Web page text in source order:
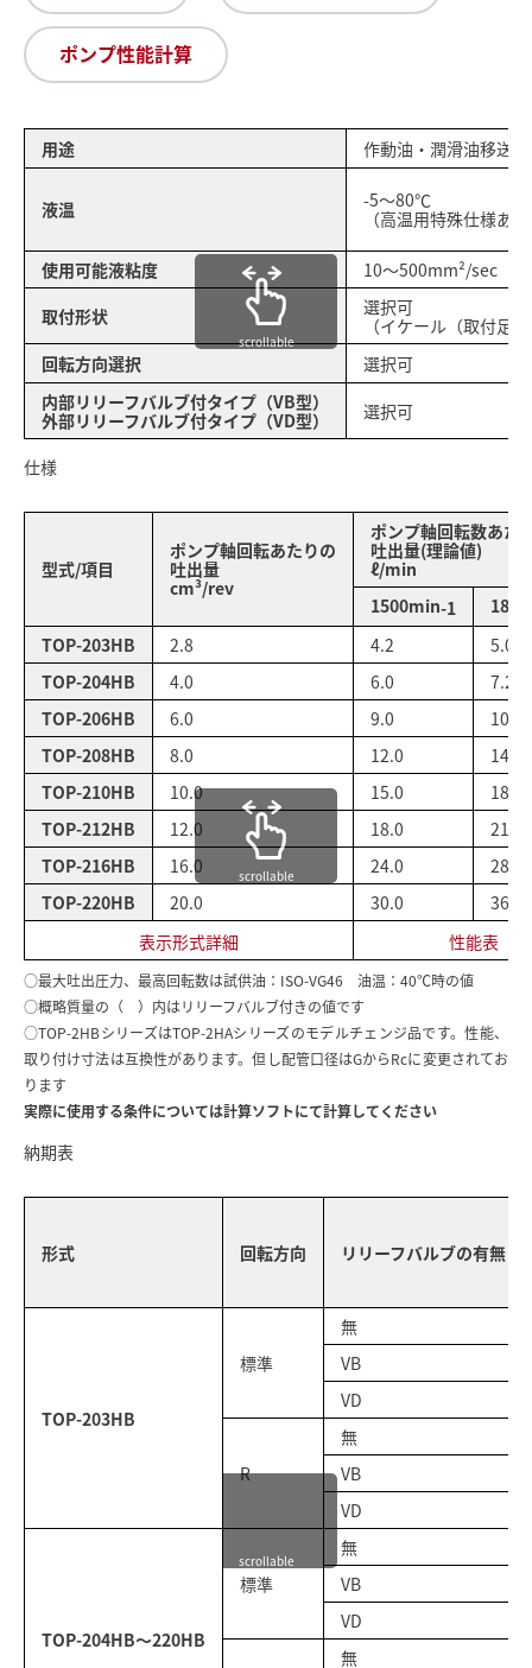
ポンプ性能計算
用途 作動油・潤滑油移送
液温
-5～80℃
（高温用特殊仕様あ
使用可能液粘度
10～500mm²/sec
取付形状
選択可
（イケール（取付足
回転方向選択
選択可
内部リリーフバルブ付タイプ（VB型）
外部リリーフバルブ付タイプ（VD型）
選択可
scrollable
仕様
型式/項目
ポンプ軸回転あたりの
吐出量
cm³/rev
ポンプ軸回転数あた
吐出量(理論値)
ℓ/min
1500min-1
TOP-203HB
2.8 4.2
5.0
TOP-204HB
4.0 6.0
7.2
TOP-206HB
6.0 9.0
10.8
TOP-208HB
8.0 12.0
14.4
TOP-210HB
10.0 15.0
18.0
TOP-212HB
12.0 18.0
21.6
TOP-216HB
16.0 24.0
28.8
TOP-220HB
20.0 30.0
36.0
表示形式詳細
性能表
○最大吐出圧力、最高回転数は試供油：ISO-VG46　油温：40℃時の値
○概略質量の（　）内はリリーフバルブ付きの値です
○TOP-2HBシリーズはTOP-2HAシリーズのモデルチェンジ品です。性能、
取り付け寸法は互換性があります。但し配管口径はGからRcに変更されてお
ります
実際に使用する条件については計算ソフトにて計算してください
scrollable
納期表
形式 回転方向 リリーフバルブの有無
TOP-203HB
標準
無
VB
VD
R
無
VB
VD
TOP-204HB〜220HB
標準
無
VB
VD
無
scrollable